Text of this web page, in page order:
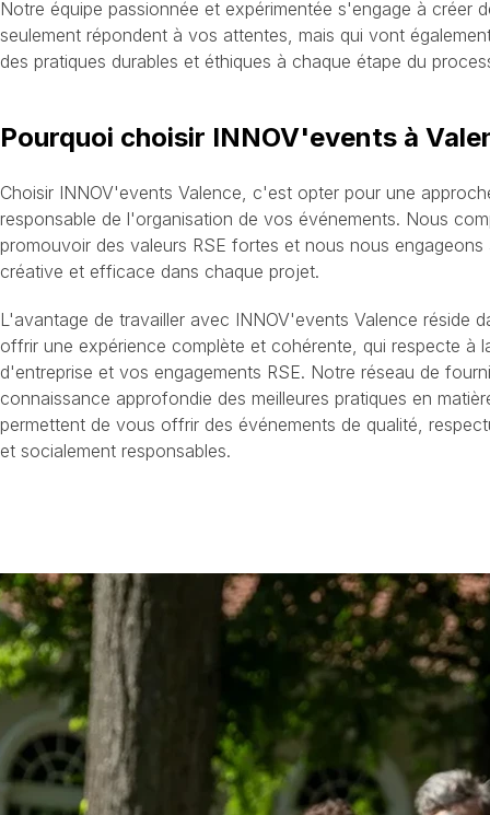
Notre équipe passionnée et expérimentée s'engage à créer
seulement répondent à vos attentes, mais qui vont
des pratiques durables et éthiques à chaque étape du
Pourquoi choisir INNOV'events à
Choisir INNOV'events Valence, c'est opter pour une
responsable de l'organisation de vos événements. Nous
promouvoir des valeurs RSE fortes et nous nous engageons
créative et efficace dans chaque projet.
L'avantage de travailler avec INNOV'events Valence réside
offrir une expérience complète et cohérente, qui respecte à
d'entreprise et vos engagements RSE. Notre réseau de
connaissance approfondie des meilleures pratiques en
permettent de vous offrir des événements de qualité,
et socialement responsables.